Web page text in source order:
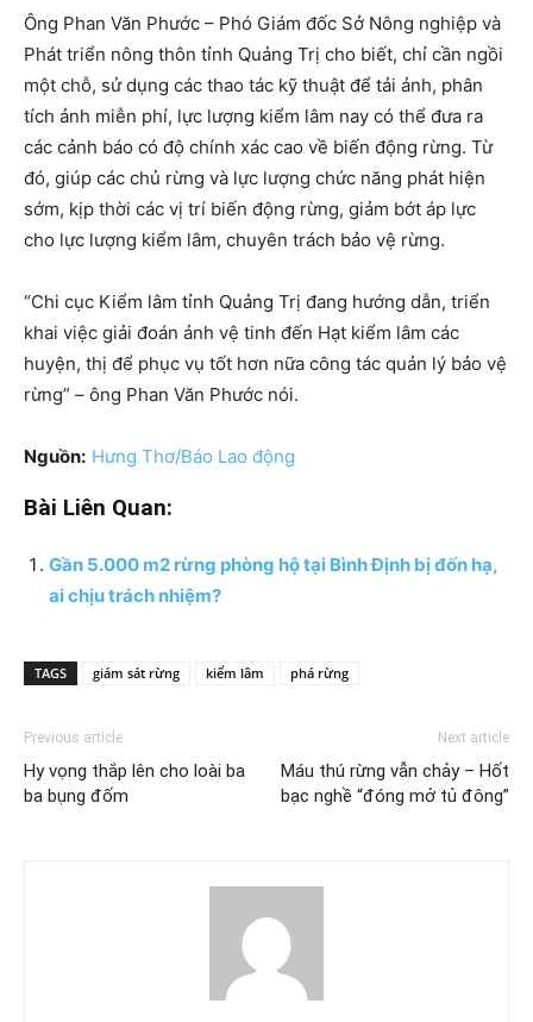
Ông Phan Văn Phước – Phó Giám đốc Sở Nông nghiệp và
Phát triển nông thôn tỉnh Quảng Trị cho biết, chỉ cần ngồi
một chỗ, sử dụng các thao tác kỹ thuật để tải ảnh, phân
tích ảnh miễn phí, lực lượng kiểm lâm nay có thể đưa ra
các cảnh báo có độ chính xác cao về biến động rừng. Từ
đó, giúp các chủ rừng và lực lượng chức năng phát hiện
sớm, kịp thời các vị trí biến động rừng, giảm bớt áp lực
cho lực lượng kiểm lâm, chuyên trách bảo vệ rừng.
“Chi cục Kiểm lâm tỉnh Quảng Trị đang hướng dẫn, triển
khai việc giải đoán ảnh vệ tinh đến Hạt kiểm lâm các
huyện, thị để phục vụ tốt hơn nữa công tác quản lý bảo vệ
rừng” – ông Phan Văn Phước nói.
Nguồn: Hưng Thơ/Báo Lao động
Bài Liên Quan:
Gần 5.000 m2 rừng phòng hộ tại Bình Định bị đốn hạ,
ai chịu trách nhiệm?
TAGS giám sát rừng kiểm lâm phá rừng
Previous article
Hy vọng thắp lên cho loài ba
ba bụng đốm
Next article
Máu thú rừng vẫn chảy – Hốt
bạc nghề “đóng mở tủ đông”